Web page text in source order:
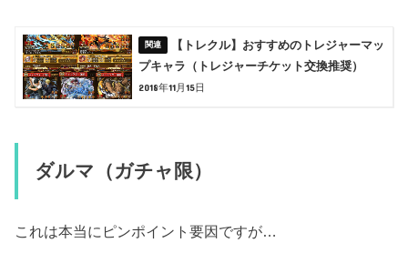
【トレクル】おすすめのトレジャーマッ
プキャラ（トレジャーチケット交換推奨）
2018年11月15日
ダルマ（ガチャ限）
これは本当にピンポイント要因ですが…